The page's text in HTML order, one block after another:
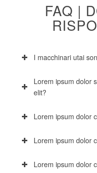
FAQ |
I macchinari utai
Lorem ipsum dolor
elit?
Lorem ipsum dolor
Lorem ipsum dolor
Lorem ipsum dolor